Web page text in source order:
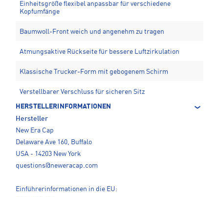
Einheitsgröße flexibel anpassbar für verschiedene
Kopfumfänge
Baumwoll-Front weich und angenehm zu tragen
Atmungsaktive Rückseite für bessere Luftzirkulation
Klassische Trucker-Form mit gebogenem Schirm
Verstellbarer Verschluss für sicheren Sitz
HERSTELLERINFORMATIONEN
Hersteller
New Era Cap
Delaware Ave 160, Buffalo
USA - 14203 New York
questions@neweracap.com
Einführerinformationen in die EU: